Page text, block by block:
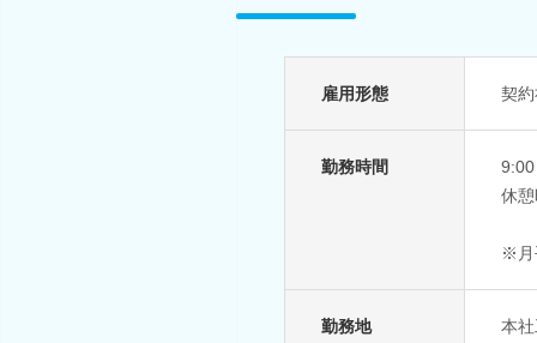
雇用形態 契
勤務時間
休
※月
勤務地
本